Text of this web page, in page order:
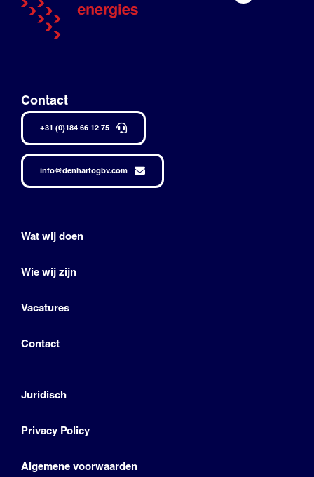
Contact
+31 (0)184 66 12 75
info@denhartogbv.com
Wat wij doen
Wie wij zijn
Vacatures
Contact
Juridisch
Privacy Policy
Algemene voorwaarden